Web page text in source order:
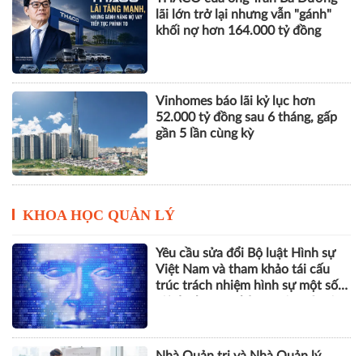
52.000 tỷ đồng sau 6 tháng, gấp
gần 5 lần cùng kỳ
KHOA HỌC QUẢN LÝ
Yêu cầu sửa đổi Bộ luật Hình sự
nhân tạo
Nhà Quản trị và Nhà Quản lý
dưới góc độ khoa học tổ chức và
quản trị học
Khai giảng Chương trình CEO